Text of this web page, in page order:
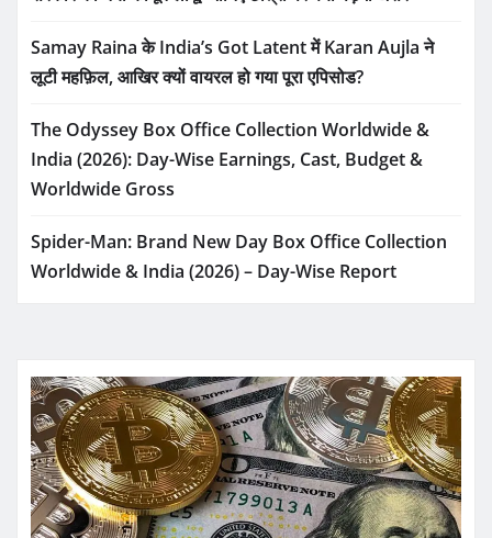
Samay Raina के India’s Got Latent में Karan Aujla ने
लूटी महफ़िल, आखिर क्यों वायरल हो गया पूरा एपिसोड?
The Odyssey Box Office Collection Worldwide &
India (2026): Day-Wise Earnings, Cast, Budget &
Worldwide Gross
Spider-Man: Brand New Day Box Office Collection
Worldwide & India (2026) – Day-Wise Report